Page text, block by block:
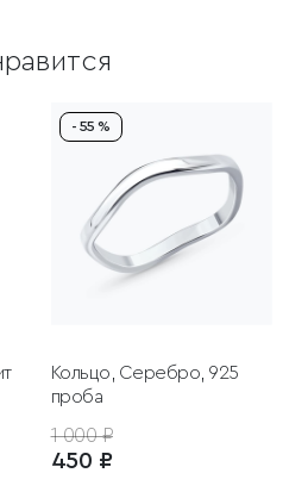
- 55 %
Кольцо, Серебро, 925
проба
1 000 ₽
450 ₽